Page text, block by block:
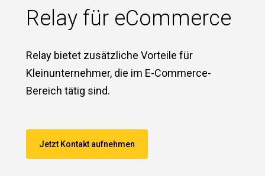
Relay für eCommerce
Relay bietet zusätzliche Vorteile für
Kleinunternehmer, die im E-Commerce-
Bereich tätig sind.
Jetzt Kontakt aufnehmen